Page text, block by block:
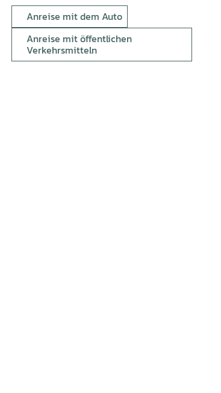
Anreise mit dem Auto
Anreise mit öffentlichen
Verkehrsmitteln